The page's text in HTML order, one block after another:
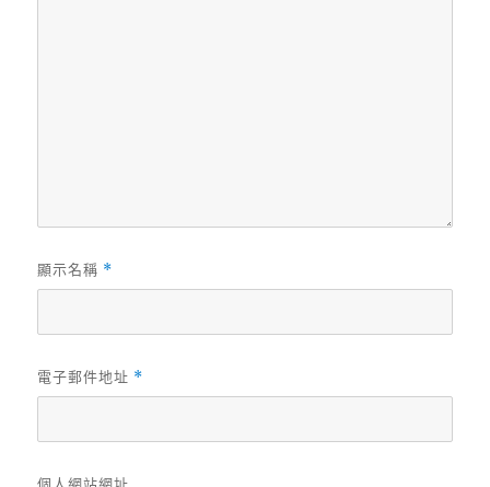
顯示名稱 *
電子郵件地址 *
個人網站網址